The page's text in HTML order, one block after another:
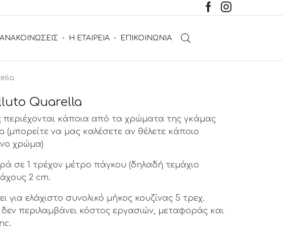
Η ΕΤΑΙΡΕΙΑ ΕΠΙΚΟΙΝΩΝΙΑ
Quarella
περιέχονται κάποια από τα χρώματα της γκάμας
(μπορείτε να μας καλέσετε αν θέλετε κάποιο
χρώμα)
σε 1 τρέχον μέτρο πάγκου (δηλαδή τεμάχιο
2 cm.
για ελάχιστο συνολικό μήκος κουζίνας 5 τρεχ.
περιλαμβάνει κόστος εργασιών, μεταφοράς και